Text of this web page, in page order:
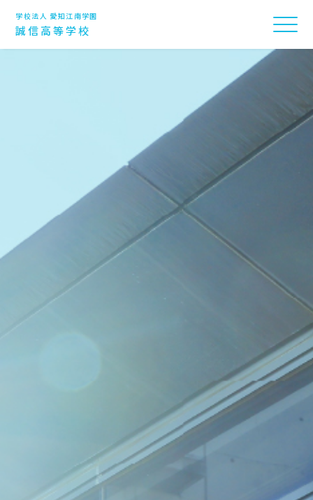
学校法人 愛知江南学園
誠信高等学校